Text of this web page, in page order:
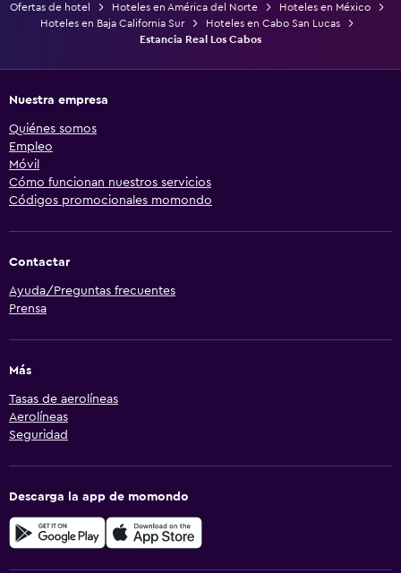
Ofertas de hotel Hoteles en América del Norte
Hoteles en México
Hoteles en Baja California Sur
Hoteles en Cabo San Lucas
Estancia Real Los Cabos
Nuestra empresa
Quiénes somos
Empleo
Móvil
Cómo funcionan nuestros servicios
Códigos promocionales momondo
Contactar
Ayuda/Preguntas frecuentes
Prensa
Más
Tasas de aerolíneas
Aerolíneas
Seguridad
Descarga la app de momondo